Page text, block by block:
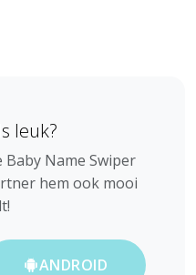
leuk?
Baby Name Swiper
hem ook mooi
ANDROID